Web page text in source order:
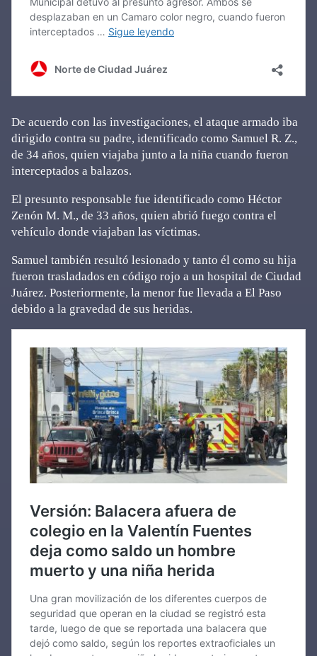
De acuerdo con las investigaciones, el ataque armado iba
dirigido contra su padre, identificado como Samuel R. Z.,
de 34 años, quien viajaba junto a la niña cuando fueron
interceptados a balazos.
El presunto responsable fue identificado como Héctor
Zenón M. M., de 33 años, quien abrió fuego contra el
vehículo donde viajaban las víctimas.
Samuel también resultó lesionado y tanto él como su hija
fueron trasladados en código rojo a un hospital de Ciudad
Juárez. Posteriormente, la menor fue llevada a El Paso
debido a la gravedad de sus heridas.